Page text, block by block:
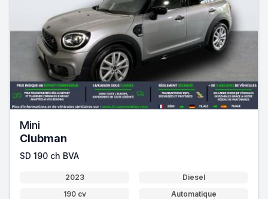
Mini
Clubman
SD 190 ch BVA
2023
Diesel
190 cv
Automatique